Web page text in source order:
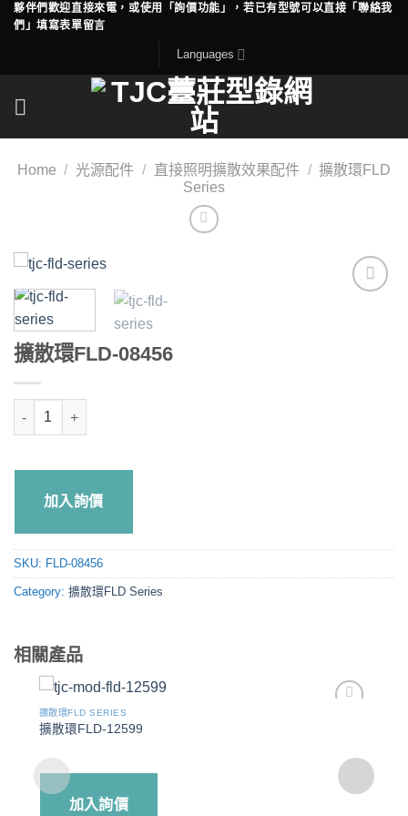
Skip夥伴們歡迎直接來電，或使用「詢價功能」，若已有型號可以直接「聯絡我
們」填寫表單留言
Languages
Home / 光源配件 / 直接照明擴散效果配件 / 擴散環FLD
Series
擴散環FLD-08456
擴散環FLD-08456 quantity
加入詢價
SKU: FLD-08456
Category: 擴散環FLD Series
相關產品
擴散環FLD SERIES
擴散環FLD-12599
加入詢價